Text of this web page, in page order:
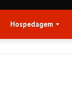
Hospedagem